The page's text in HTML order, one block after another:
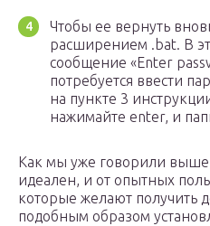
Чтобы ее вернуть
расширением .bat. В
сообщение «Enter
потребуется ввести
на пункте 3
нажимайте enter, и
Как мы уже говорили
идеален, и от опытных
которые желают получить
подобным образом